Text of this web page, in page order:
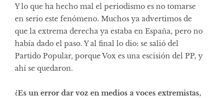
Y lo que ha hecho mal el periodismo es no tomarse
en serio este fenómeno. Muchos ya advertimos de
que la extrema derecha ya estaba en España, pero no
había dado el paso. Y al final lo dio: se salió del
Partido Popular, porque Vox es una escisión del PP, y
ahí se quedaron.
¿Es un error dar voz en medios a voces extremistas,